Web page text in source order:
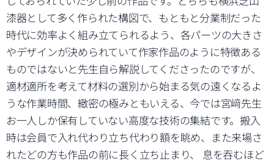
漆器として多く作られた構図で、もともと分業制だった
時代に効率よく組み立てられるよう、各パーツの大きさ
やデザインが決められていて作家作品のように特徴ある
ものではないと先生自ら解説してくださったのですが、
適材適所を考えて材料の選別から始まる気の遠くなるよ
うな作業時間、緻密の極みともいえる、今では宮﨑先生
お一人しか保有していない高度な技術の集結です。搬入
時は会員で入れ代わり立ち代わり額を眺め、また来場さ
れたどの方も作品の前に長く立ち止まり、 息を吞むほど